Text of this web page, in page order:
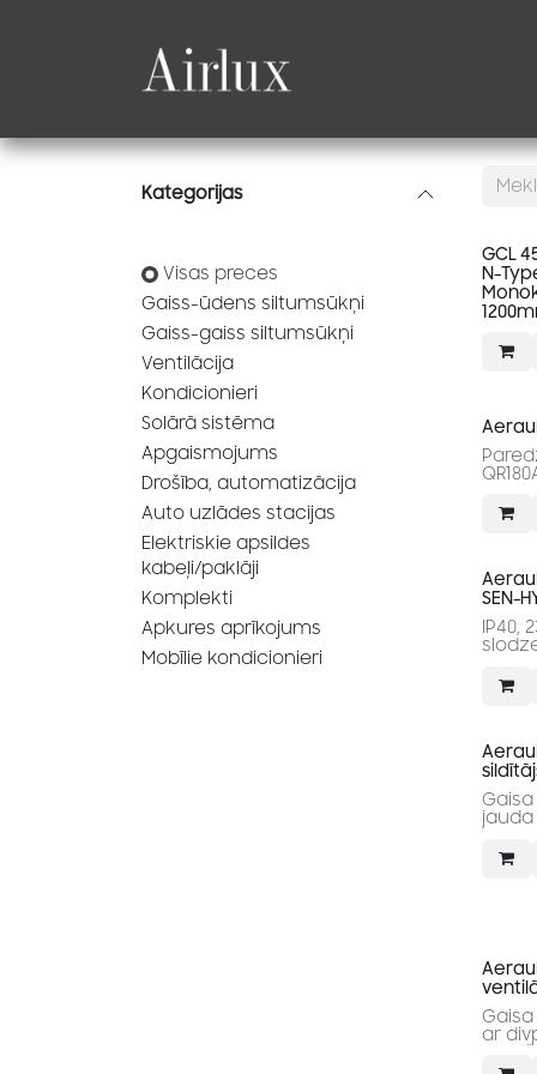
Kategorijas
Visas preces
Gaiss-ūdens siltumsūkņi
Gaiss-gaiss siltumsūkņi
Ventilācija
Kondicionieri
Solārā sistēma
Apgaismojums
Drošība, automatizācija
Auto uzlādes stacijas
Elektriskie apsildes
kabeļi/paklāji
Komplekti
Apkures aprīkojums
Mobīlie kondicionieri
GCL
N-
SEN-
IP40,
jauda
Gaisa
ar